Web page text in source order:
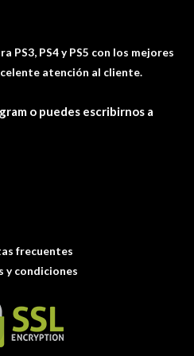
PS3, PS4 y PS5 con los mejores
atención al cliente.
o puedes escribirnos a
frecuentes
y condiciones